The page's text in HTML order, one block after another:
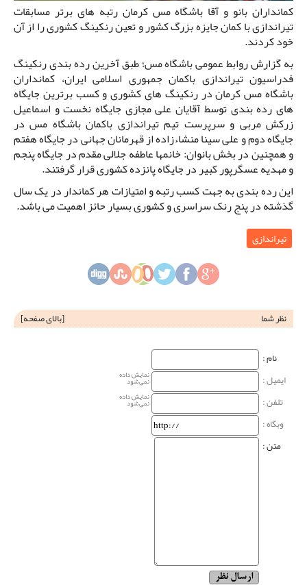
کمانداران بانو و آقا باشگاه مس کرمان رتبه های برتر مسابقات
تیراندازی با کمان جایزه بزرگ کشور و تعین رنکینگ کشوری را از آن
خود کردند.
به گزارش روابط عمومی باشگاه مس؛ طبق آخرین رده بندی رنکینگ
فدراسیون تیراندازی باکمان جمهوری اسلامی ایران، کمانداران
باشگاه مس کرمان در رنکینگ های کشوری و کسب برترین جایگاه
های رده بندی توسط آقایان علی مجازی جایگاه نخست و اسماعیل
زرکش مربی و سرپرست تیم تیراندازی باکمان باشگاه مس در
جایگاه دوم و علی سینا منشاءزاده از قهرمانان جهانی در جایگاه هفتم
و همچنین در بخش بانوان: خانمها عاطفه جلالی مقدم در جایگاه پنجم
و مهدیه عسگرپور کبیر در جایگاه پانزده کشوری قرار گرفتند.
این رده بندی به جهت کسب رتبه و امتیازات هر کماندار در یک سال
گذشته در پنج رنک سراسری و کشوری بسیار حائز اهمیت می باشد.
تیراندازی
نظر شما [بالای صفحه]
نام‌ :
ایمیل :
نمایش داده
نمی‌شود
تلفن : نمایش داده
نمی‌شود
وبگاه‌ :
متن :